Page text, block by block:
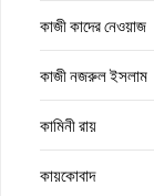
কাজী কাদের নেওয়াজ
কাজী নজরুল ইসলাম
কামিনী রায়
কায়কোবাদ